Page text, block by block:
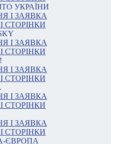
УКРАЇНИ
І ЗАЯВКА
СТОРІНКИ
І ЗАЯВКА
СТОРІНКИ
І ЗАЯВКА
СТОРІНКИ
І ЗАЯВКА
СТОРІНКИ
І ЗАЯВКА
СТОРІНКИ
ЄВРОПА